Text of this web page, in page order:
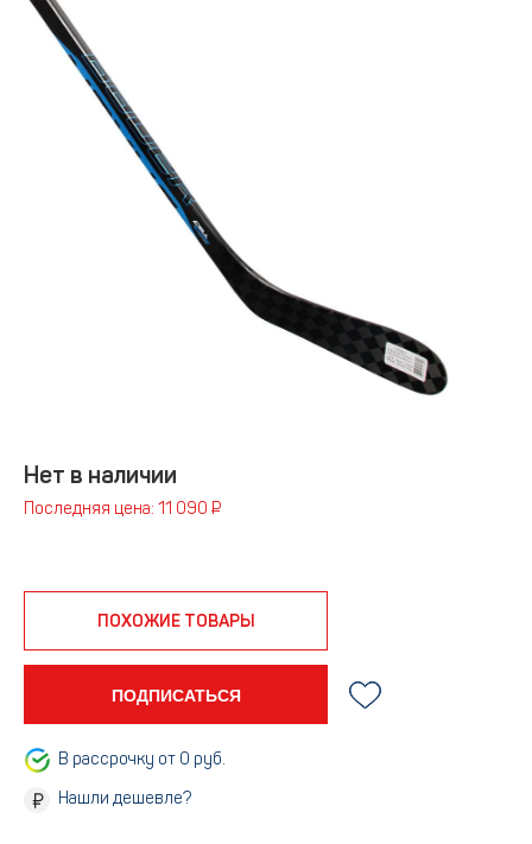
Нет в наличии
Последняя цена: 11 090 ₽
ПОХОЖИЕ ТОВАРЫ
ПОДПИСАТЬСЯ
В рассрочку от 0 руб.
Нашли дешевле?